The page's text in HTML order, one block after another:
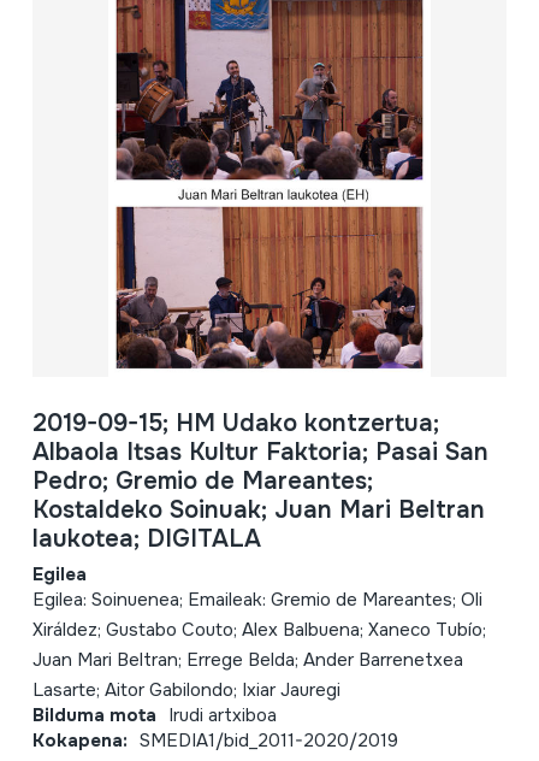
2019-09-15; HM Udako kontzertua;
Albaola Itsas Kultur Faktoria; Pasai San
Pedro; Gremio de Mareantes;
Kostaldeko Soinuak; Juan Mari Beltran
laukotea; DIGITALA
Egilea
Egilea: Soinuenea; Emaileak: Gremio de Mareantes; Oli
Xiráldez; Gustabo Couto; Alex Balbuena; Xaneco Tubío;
Juan Mari Beltran; Errege Belda; Ander Barrenetxea
Lasarte; Aitor Gabilondo; Ixiar Jauregi
Bilduma mota Irudi artxiboa
Kokapena: SMEDIA1/bid_2011-2020/2019